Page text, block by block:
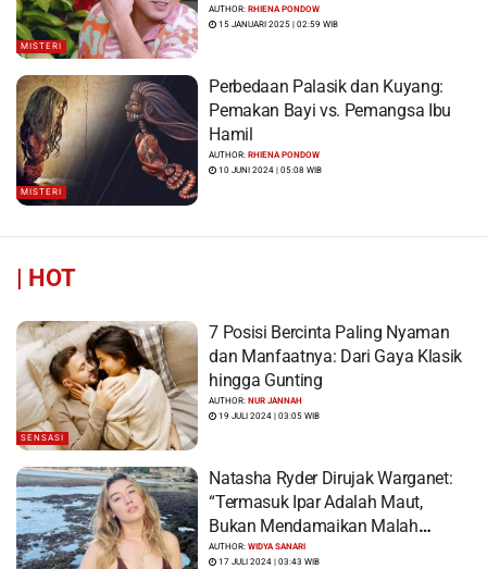
MISTERI
AUTHOR:RHIENA PONDOW
15 JANUARI 2025 | 02:59 WIB
MISTERI
Perbedaan Palasik dan Kuyang:
Pemakan Bayi vs. Pemangsa Ibu
Hamil
AUTHOR:RHIENA PONDOW
10 JUNI 2024 | 05:08 WIB
| HOT
SENSASI
7 Posisi Bercinta Paling Nyaman
dan Manfaatnya: Dari Gaya Klasik
hingga Gunting
AUTHOR:NUR JANNAH
19 JULI 2024 | 03:05 WIB
Natasha Ryder Dirujak Warganet:
“Termasuk Ipar Adalah Maut,
Bukan Mendamaikan Malah
Menyiram Bensin”
AUTHOR:WIDYA SANARI
17 JULI 2024 | 03:43 WIB